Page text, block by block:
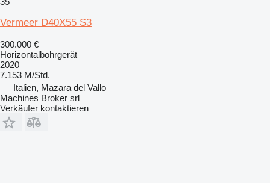
Vermeer D40X55 S3
300.000 €
Horizontalbohrgerät
2020
7.153 M/Std.
Italien, Mazara del Vallo
Machines Broker srl
Verkäufer kontaktieren